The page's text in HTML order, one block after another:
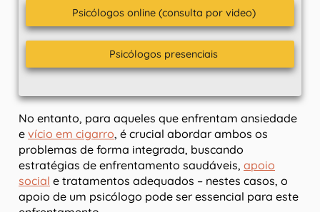
Psicólogos online (consulta por video)
Psicólogos presenciais
No entanto, para aqueles que enfrentam ansiedade
e vício em cigarro, é crucial abordar ambos os
problemas de forma integrada, buscando
estratégias de enfrentamento saudáveis, apoio
social e tratamentos adequados – nestes casos, o
apoio de um psicólogo pode ser essencial para este